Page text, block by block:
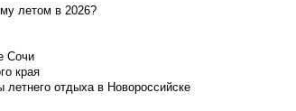
летом в 2026?
Сочи
края
отдыха в Новороссийске